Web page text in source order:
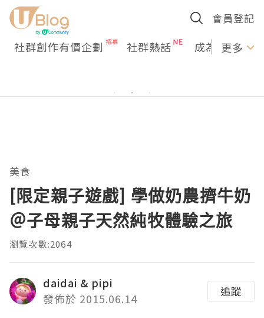
會員登記
社群創作有價企劃 社群熱話 成為U更多
美食
[限定親子遊戲] 學做奶農擠牛奶
＠子母親子天然純牧體驗之旅
瀏覽次數:2064
daidai & pipi
發佈於 2015.06.14
追蹤